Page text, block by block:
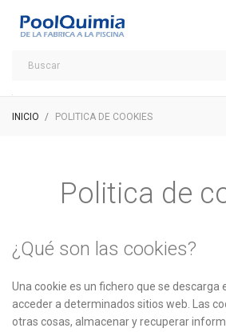
INICIO POLITICA DE COOKIES
Politica de
¿Qué son las cookies?
Una cookie es un fichero que se descarga
acceder a determinados sitios web. Las
otras cosas, almacenar y recuperar